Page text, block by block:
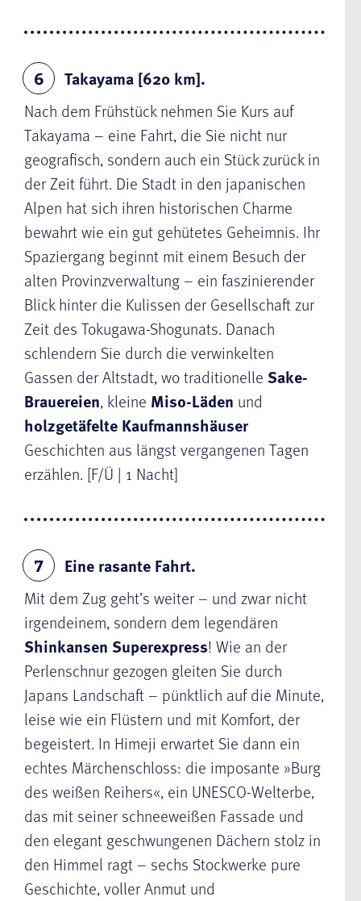
6
Takayama [620 km].
Nach dem Frühstück nehmen Sie Kurs auf
Takayama – eine Fahrt, die Sie nicht nur
geografisch, sondern auch ein Stück zurück in
der Zeit führt. Die Stadt in den japanischen
Alpen hat sich ihren historischen Charme
bewahrt wie ein gut gehütetes Geheimnis. Ihr
Spaziergang beginnt mit einem Besuch der
alten Provinzverwaltung – ein faszinierender
Blick hinter die Kulissen der Gesellschaft zur
Zeit des Tokugawa-Shogunats. Danach
schlendern Sie durch die verwinkelten
Gassen der Altstadt, wo traditionelle Sake-
Brauereien, kleine Miso-Läden und
holzgetäfelte Kaufmannshäuser
Geschichten aus längst vergangenen Tagen
erzählen. [F/Ü | 1 Nacht]
7
Eine rasante Fahrt.
Mit dem Zug geht’s weiter – und zwar nicht
irgendeinem, sondern dem legendären
Shinkansen Superexpress! Wie an der
Perlenschnur gezogen gleiten Sie durch
Japans Landschaft – pünktlich auf die Minute,
leise wie ein Flüstern und mit Komfort, der
begeistert. In Himeji erwartet Sie dann ein
echtes Märchenschloss: die imposante »Burg
des weißen Reihers«, ein UNESCO-Welterbe,
das mit seiner schneeweißen Fassade und
den elegant geschwungenen Dächern stolz in
den Himmel ragt – sechs Stockwerke pure
Geschichte, voller Anmut und